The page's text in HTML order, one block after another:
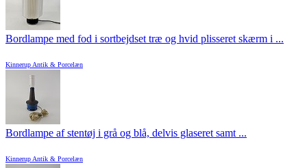
Bordlampe med fod i sortbejdset træ og hvid plisseret skærm i ...
Kinnerup Antik & Porcelæn
Bordlampe af stentøj i grå og blå, delvis glaseret samt ...
Kinnerup Antik & Porcelæn